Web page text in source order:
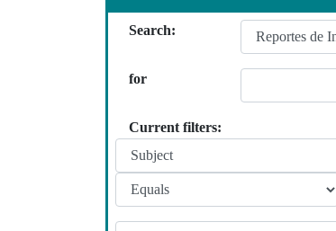
Search:
for
Current filters: